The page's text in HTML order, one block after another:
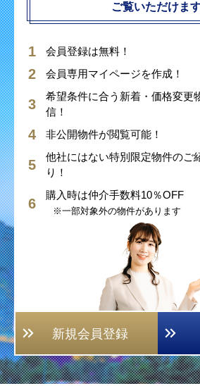
ご覧いただけま
会員登録は無料！
会員専用マイページを作成！
希望条件に合う新着・価格変更
信！
非公開物件が閲覧可能！
他社にはない特別限定物件のご
り！
購入時は仲介手数料10％OFF
※一部対象外の物件があります
新規会員登録